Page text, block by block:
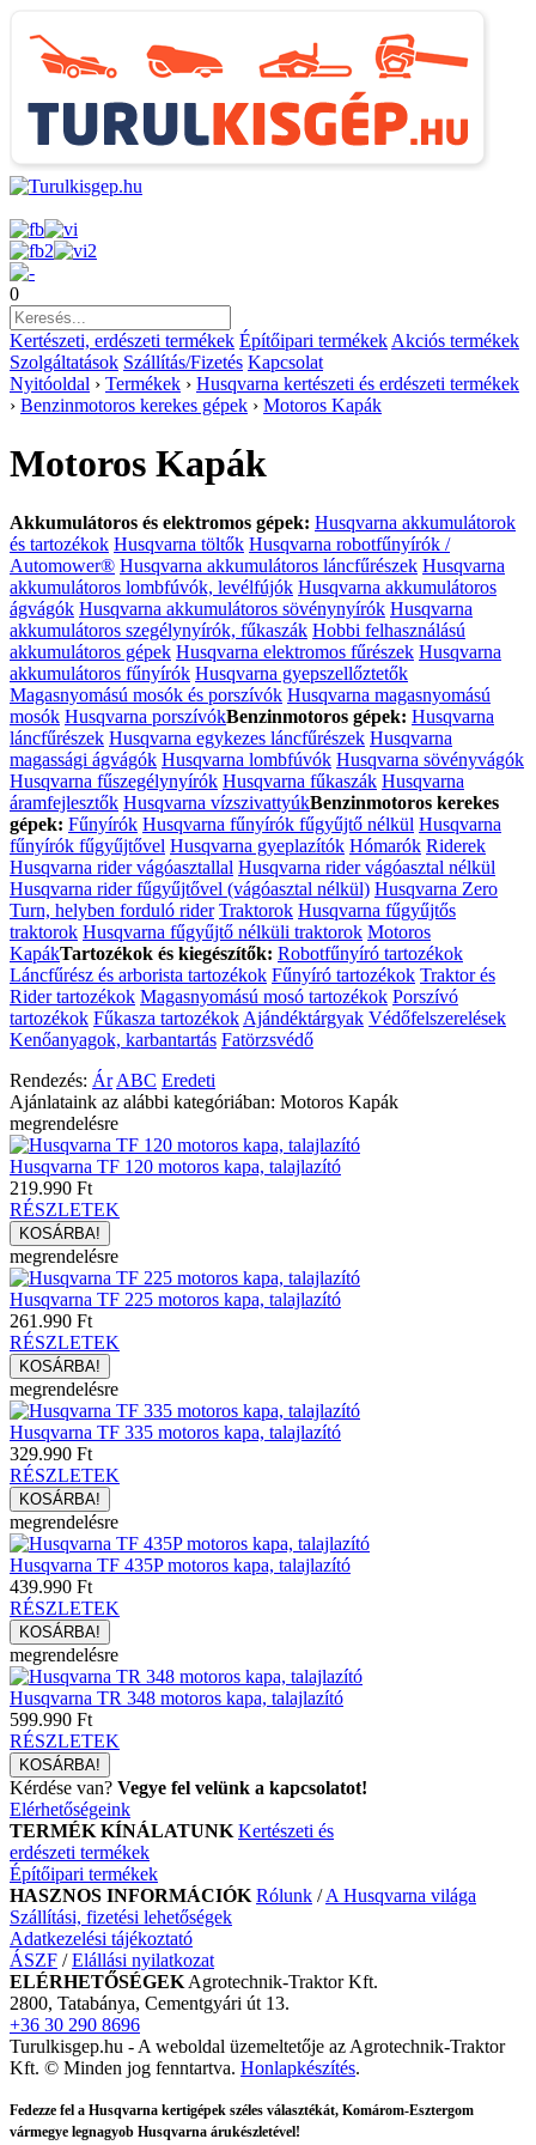
0
Kertészeti, erdészeti termékek Építőipari termékek Akciós termékek
Szolgáltatások Szállítás/Fizetés Kapcsolat
Nyitóoldal › Termékek › Husqvarna kertészeti és erdészeti termékek
› Benzinmotoros kerekes gépek › Motoros Kapák
Motoros Kapák
Akkumulátoros és elektromos gépek: Husqvarna akkumulátorok
és tartozékok Husqvarna töltők Husqvarna robotfűnyírók /
Automower® Husqvarna akkumulátoros láncfűrészek Husqvarna
akkumulátoros lombfúvók, levélfújók Husqvarna akkumulátoros
ágvágók Husqvarna akkumulátoros sövénynyírók Husqvarna
akkumulátoros szegélynyírók, fűkaszák Hobbi felhasználású
akkumulátoros gépek Husqvarna elektromos fűrészek Husqvarna
akkumulátoros fűnyírók Husqvarna gyepszellőztetők
Magasnyomású mosók és porszívók Husqvarna magasnyomású
mosók Husqvarna porszívókBenzinmotoros gépek: Husqvarna
láncfűrészek Husqvarna egykezes láncfűrészek Husqvarna
magassági ágvágók Husqvarna lombfúvók Husqvarna sövényvágók
Husqvarna fűszegélynyírók Husqvarna fűkaszák Husqvarna
áramfejlesztők Husqvarna vízszivattyúkBenzinmotoros kerekes
gépek: Fűnyírók Husqvarna fűnyírók fűgyűjtő nélkül Husqvarna
fűnyírók fűgyűjtővel Husqvarna gyeplazítók Hómarók Riderek
Husqvarna rider vágóasztallal Husqvarna rider vágóasztal nélkül
Husqvarna rider fűgyűjtővel (vágóasztal nélkül) Husqvarna Zero
Turn, helyben forduló rider Traktorok Husqvarna fűgyűjtős
traktorok Husqvarna fűgyűjtő nélküli traktorok Motoros
KapákTartozékok és kiegészítők: Robotfűnyíró tartozékok
Láncfűrész és arborista tartozékok Fűnyíró tartozékok Traktor és
Rider tartozékok Magasnyomású mosó tartozékok Porszívó
tartozékok Fűkasza tartozékok Ajándéktárgyak Védőfelszerelések
Kenőanyagok, karbantartás Fatörzsvédő
Rendezés: Ár ABC Eredeti
Ajánlataink az alábbi kategóriában: Motoros Kapák
megrendelésre
Husqvarna TF 120 motoros kapa, talajlazító
219.990 Ft
RÉSZLETEK
megrendelésre
Husqvarna TF 225 motoros kapa, talajlazító
261.990 Ft
RÉSZLETEK
megrendelésre
Husqvarna TF 335 motoros kapa, talajlazító
329.990 Ft
RÉSZLETEK
megrendelésre
Husqvarna TF 435P motoros kapa, talajlazító
439.990 Ft
RÉSZLETEK
megrendelésre
Husqvarna TR 348 motoros kapa, talajlazító
599.990 Ft
RÉSZLETEK
Kérdése van? Vegye fel velünk a kapcsolatot!
Elérhetőségeink
TERMÉK KÍNÁLATUNK Kertészeti és
erdészeti termékek
Építőipari termékek
HASZNOS INFORMÁCIÓK Rólunk /A Husqvarna világa
Szállítási, fizetési lehetőségek
Adatkezelési tájékoztató
ÁSZF /Elállási nyilatkozat
ELÉRHETŐSÉGEK Agrotechnik-Traktor Kft.
2800, Tatabánya, Cementgyári út 13.
+36 30 290 8696
Turulkisgep.hu - A weboldal üzemeltetője az Agrotechnik-Traktor
Kft. © Minden jog fenntartva. Honlapkészítés.
Fedezze fel a Husqvarna kertigépek széles választékát, Komárom-Esztergom
vármegye legnagyob Husqvarna árukészletével!